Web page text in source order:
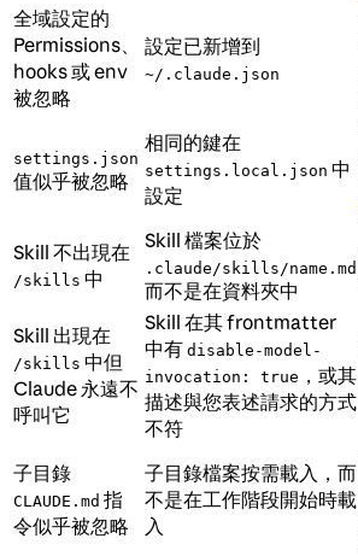
全域設定的
Permissions、
hooks 或 env
被忽略
設定已新增到
~/.claude.json
settings.json
值似乎被忽略
相同的鍵在
settings.local.json 中
設定
Skill 不出現在
/skills 中
Skill 檔案位於
.claude/skills/name.md
而不是在資料夾中
Skill 出現在
/skills 中但
Claude 永遠不
呼叫它
Skill 在其 frontmatter
中有 disable-model-
invocation: true ，或其
描述與您表述請求的方式
不符
子目錄
CLAUDE.md 指
令似乎被忽略
子目錄檔案按需載入，而
不是在工作階段開始時載
入